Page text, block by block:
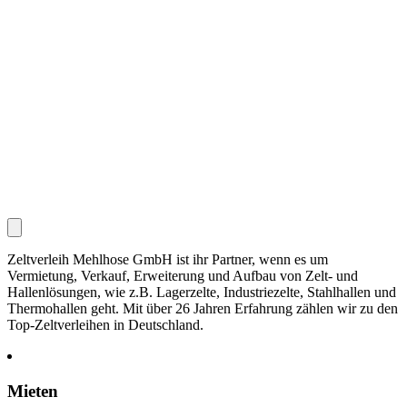
Zeltverleih Mehlhose GmbH ist ihr Partner, wenn es um
Vermietung, Verkauf, Erweiterung und Aufbau von Zelt- und
Hallenlösungen, wie z.B. Lagerzelte, Industriezelte, Stahlhallen und
Thermohallen geht. Mit über 26 Jahren Erfahrung zählen wir zu den
Top-Zeltverleihen in Deutschland.
Mieten